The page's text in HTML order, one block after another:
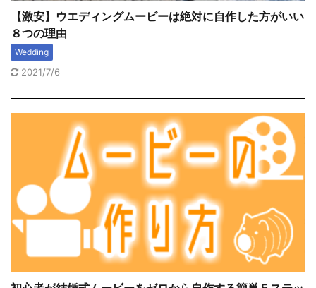
【激安】ウエディングムービーは絶対に自作した方がいい
８つの理由
Wedding
2021/7/6